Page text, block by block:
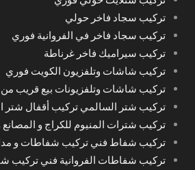
تركيب سجاد فاخر حولي
تركيب سجاد فاخر في الفروانية فوري
تركيب سيراميك فاخر غرناطة
تركيب شاشات وتلفزيون الكويت فوري
تركيب شاشات وتلفزيونات بيع قريب
تركيب شتر السالمي تركيب أقفال شتر
تركيب شترات المنيوم للكراج و
تركيب شفاط فني تركيب شفاطات و
تركيب شفاطات الفروانية فني تركيب